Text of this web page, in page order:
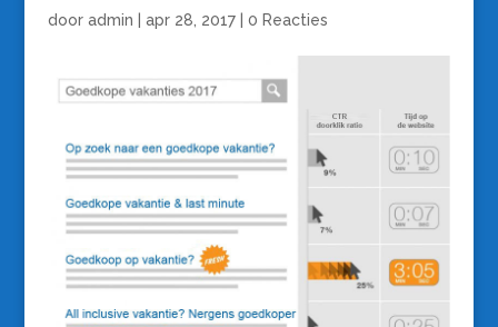
door admin apr 28, 2017| 0 Reacties